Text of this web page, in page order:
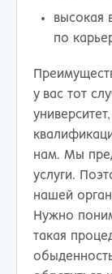
высокая
по
у вас тот
нам. Мы
услуги.
нашей
Нужно
такая